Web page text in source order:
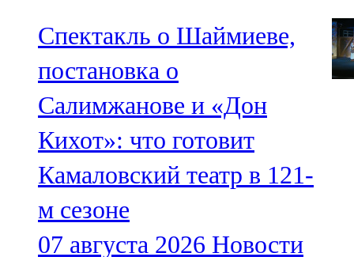
Спектакль о Шаймиеве,
постановка о
Салимжанове и «Дон
Кихот»: что готовит
Камаловский театр в 121-
м сезоне
07 августа 2026 Новости